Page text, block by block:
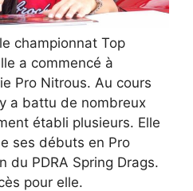
championnat Top
a commencé à
Pro Nitrous. Au cours
a battu de nombreux
établi plusieurs. Elle
ses débuts en Pro
du PDRA Spring Drags.
pour elle.